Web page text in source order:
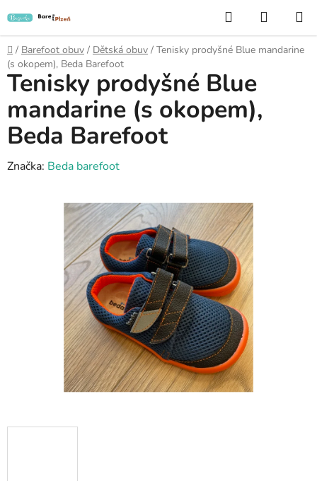
na
obsah
Hledat
KOŠÍK
Domů
/ Barefoot obuv / Dětská obuv / Tenisky prodyšné Blue mandarine
(s okopem), Beda Barefoot
Tenisky prodyšné Blue
mandarine (s okopem),
Beda Barefoot
Značka: Beda barefoot